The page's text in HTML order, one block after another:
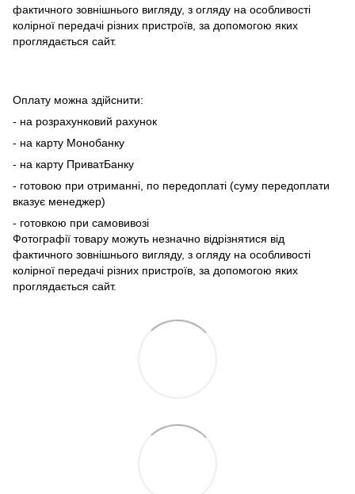
фактичного зовнішнього вигляду, з огляду на особливості
колірної передачі різних пристроїв, за допомогою яких
проглядається сайт.
Оплату можна здійснити:
- на розрахунковий рахунок
- на карту Монобанку
- на карту ПриватБанку
- готовою при отриманні, по передоплаті (суму передоплати
вказує менеджер)
- готовкою при самовивозі
Фотографії товару можуть незначно відрізнятися від
фактичного зовнішнього вигляду, з огляду на особливості
колірної передачі різних пристроїв, за допомогою яких
проглядається сайт.